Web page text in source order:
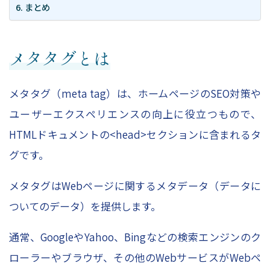
まとめ
メタタグとは
メタタグ（meta tag）は、ホームページのSEO対策や
ユーザーエクスペリエンスの向上に役立つもので、
HTMLドキュメントの<head>セクションに含まれるタ
グです。
メタタグはWebページに関するメタデータ（データに
ついてのデータ）を提供します。
通常、GoogleやYahoo、Bingなどの検索エンジンのク
ローラーやブラウザ、その他のWebサービスがWebペ